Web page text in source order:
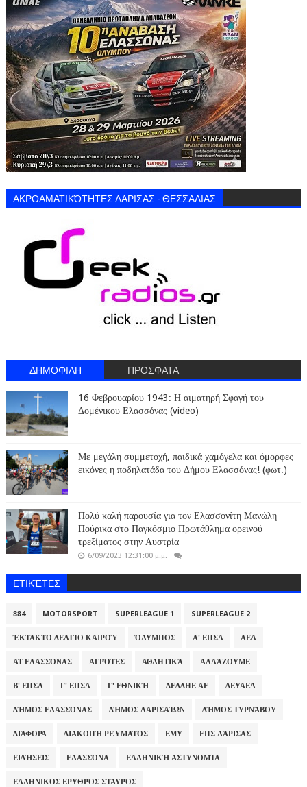
ΑΚΡΟΑΜΑΤΙΚΌΤΗΤΕΣ ΛΑΡΙΣΑΣ - ΘΕΣΣΑΛΙΑΣ
ΔΗΜΟΦΙΛΗ ΠΡΟΣΦΑΤΑ
16 Φεβρουαρίου 1943: Η αιματηρή Σφαγή του
Δομένικου Ελασσόνας (video)
Με μεγάλη συμμετοχή, παιδικά χαμόγελα και όμορφες
εικόνες η ποδηλατάδα του Δήμου Ελασσόνας! (φωτ.)
Πολύ καλή παρουσία για τον Ελασσονίτη Μανώλη
Πούρικα στο Παγκόσμιο Πρωτάθλημα ορεινού
τρεξίματος στην Αυστρία
6/09/2023 12:31:00 μ.μ.
ΕΤΙΚΈΤΕΣ
884 MOTORSPORT SUPERLEAGUE 1 SUPERLEAGUE 2
ΈΚΤΑΚΤΟ ΔΕΛΤΊΟ ΚΑΙΡΟΎ ΌΛΥΜΠΟΣ Α' ΕΠΣΛ ΑΕΛ
ΑΤ ΕΛΑΣΣΌΝΑΣ ΑΓΡΌΤΕΣ ΑΘΛΗΤΙΚΆ ΑΛΛΆΖΟΥΜΕ
Β' ΕΠΣΛ Γ' ΕΠΣΛ Γ' ΕΘΝΙΚΉ ΔΕΔΔΗΕ ΑΕ ΔΕΥΑΕΛ
ΔΉΜΟΣ ΕΛΑΣΣΌΝΑΣ ΔΉΜΟΣ ΛΑΡΙΣΑΊΩΝ ΔΉΜΟΣ ΤΥΡΝΆΒΟΥ
ΔΙΆΦΟΡΑ ΔΙΑΚΟΠΉ ΡΕΎΜΑΤΟΣ ΕΜΥ ΕΠΣ ΛΆΡΙΣΑΣ
ΕΙΔΉΣΕΙΣ ΕΛΑΣΣΌΝΑ ΕΛΛΗΝΙΚΉ ΑΣΤΥΝΟΜΊΑ
ΕΛΛΗΝΙΚΌΣ ΕΡΥΘΡΌΣ ΣΤΑΥΡΌΣ